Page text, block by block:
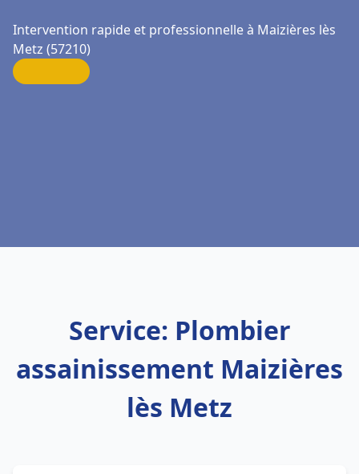
Intervention rapide et professionnelle à Maizières lès
Metz (57210)
Service: Plombier
assainissement Maizières
lès Metz